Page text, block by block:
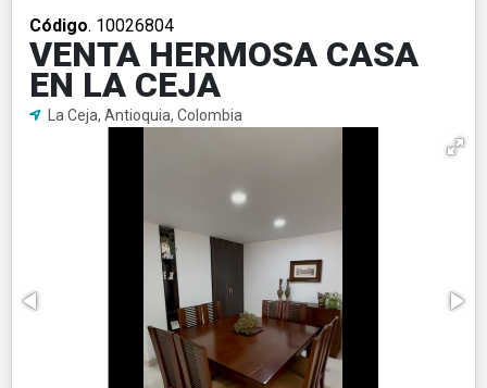
Código. 10026804
VENTA HERMOSA CASA
EN LA CEJA
La Ceja, Antioquia, Colombia